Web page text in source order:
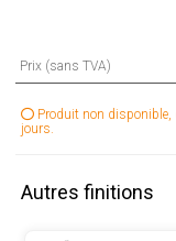
Prix (sans TVA)
Produit non disponible,
jours.
Autres finitions